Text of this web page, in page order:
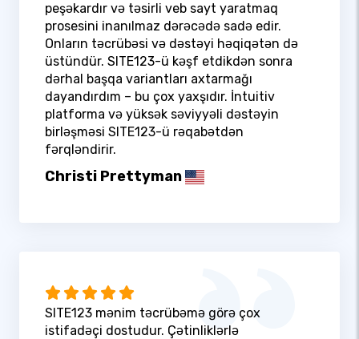
peşəkardır və təsirli veb sayt yaratmaq
prosesini inanılmaz dərəcədə sadə edir.
Onların təcrübəsi və dəstəyi həqiqətən də
üstündür. SITE123-ü kəşf etdikdən sonra
dərhal başqa variantları axtarmağı
dayandırdım – bu çox yaxşıdır. İntuitiv
platforma və yüksək səviyyəli dəstəyin
birləşməsi SITE123-ü rəqabətdən
fərqləndirir.
Christi Prettyman
SITE123 mənim təcrübəmə görə çox
istifadəçi dostudur. Çətinliklərlə